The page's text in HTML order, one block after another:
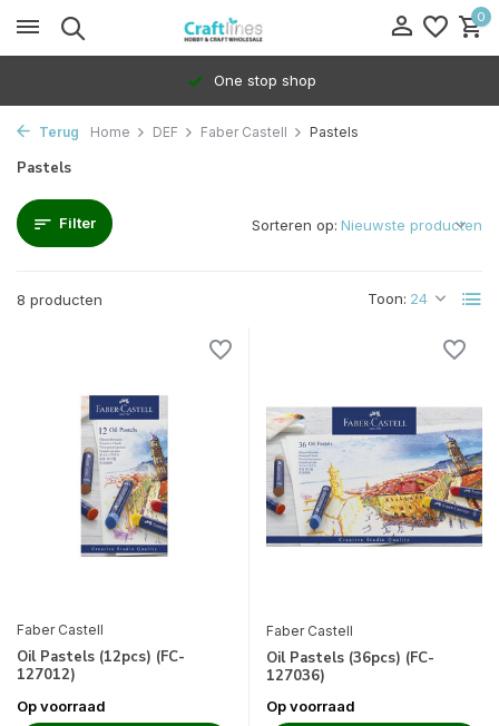
0
One stop shop
Terug Home DEF Faber Castell Pastels
Pastels
Filter
8 producten Toon:
Sorteren op:
Faber Castell
Oil Pastels (12pcs) (FC-
127012)
Op voorraad
Faber Castell
Oil Pastels (36pcs) (FC-
127036)
Op voorraad